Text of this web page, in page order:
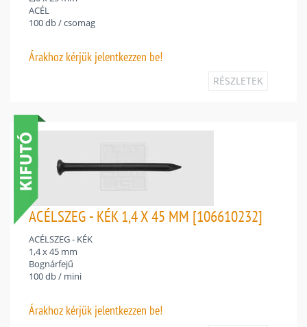
ACÉL
100 db / csomag
Árakhoz kérjük jelentkezzen be!
RÉSZLETEK
ACÉLSZEG - KÉK 1,4 X 45 MM [106610232]
ACÉLSZEG - KÉK
1,4 x 45 mm
Bognárfejű
100 db / mini
Árakhoz kérjük jelentkezzen be!